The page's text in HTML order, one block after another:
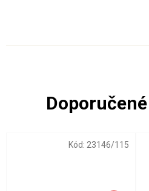
Kód: 23146/115